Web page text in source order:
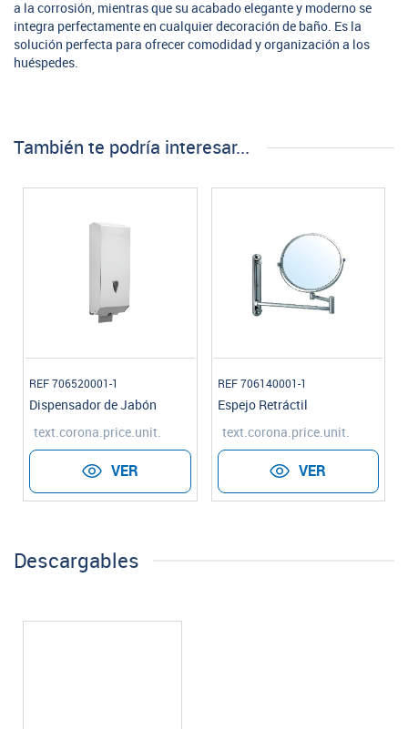
a la corrosión, mientras que su acabado elegante y moderno se
integra perfectamente en cualquier decoración de baño. Es la
solución perfecta para ofrecer comodidad y organización a los
huéspedes.
También te podría interesar...
REF 706520001-1
Dispensador de Jabón
text.corona.price.unit.
VER
REF 706140001-1
Espejo Retráctil
text.corona.price.unit.
VER
Descargables